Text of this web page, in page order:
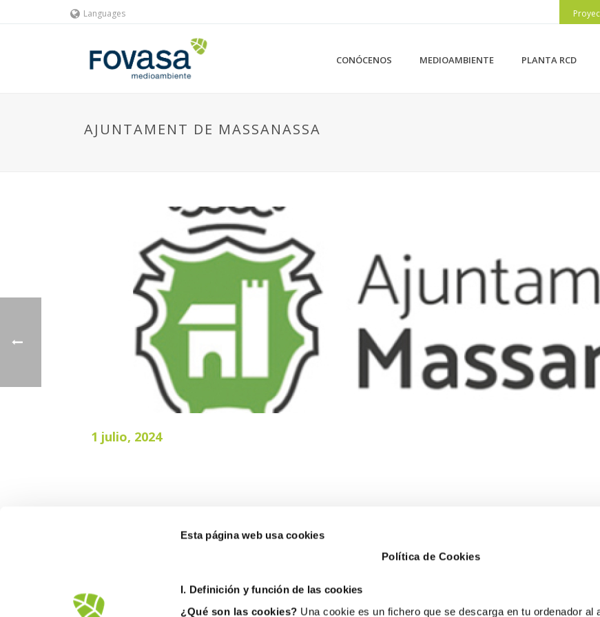
Esta página web usa cookies
Política de Cookies
I. Definición y función de las cookies
¿Qué son las cookies? Una cookie es un fichero que se descarga en tu ordenador al
Languages
CONÓCENOS MEDIOAMBIENTE PLANTA RCD
AJUNTAMENT DE MASSANASSA
1 julio, 2024